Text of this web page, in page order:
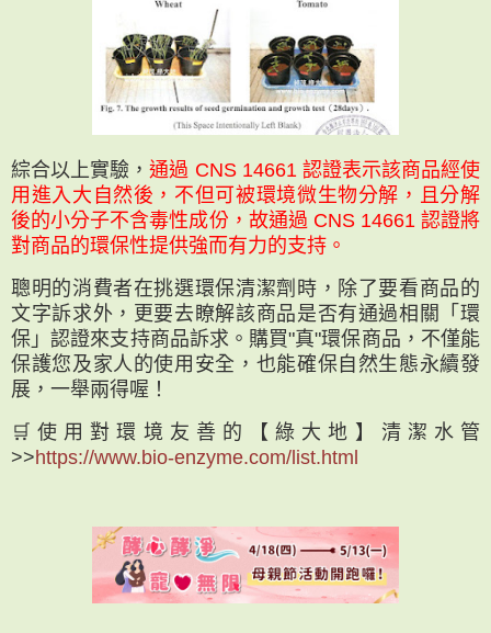
綜合以上實驗，通過 CNS 14661 認證表示該商品經使
用進入大自然後，不但可被環境微生物分解，且分解
後的小分子不含毒性成份，故通過 CNS 14661 認證將
對商品的環保性提供強而有力的支持。
聰明的消費者在挑選環保清潔劑時，除了要看商品的
文字訴求外，更要去瞭解該商品是否有通過相關「環
保」認證來支持商品訴求。購買"真"環保商品，不僅能
保護您及家人的使用安全，也能確保自然生態永續發
展，一舉兩得喔！
🛒使用對環境友善的【綠大地】清潔水管
>>https://www.bio-enzyme.com/list.html